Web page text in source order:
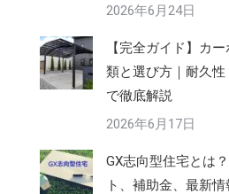
2026年6月24日
【完全ガイド】カ
類と選び方｜耐久
で徹底解説
2026年6月17日
GX志向型住宅とは
ト、補助金、最新